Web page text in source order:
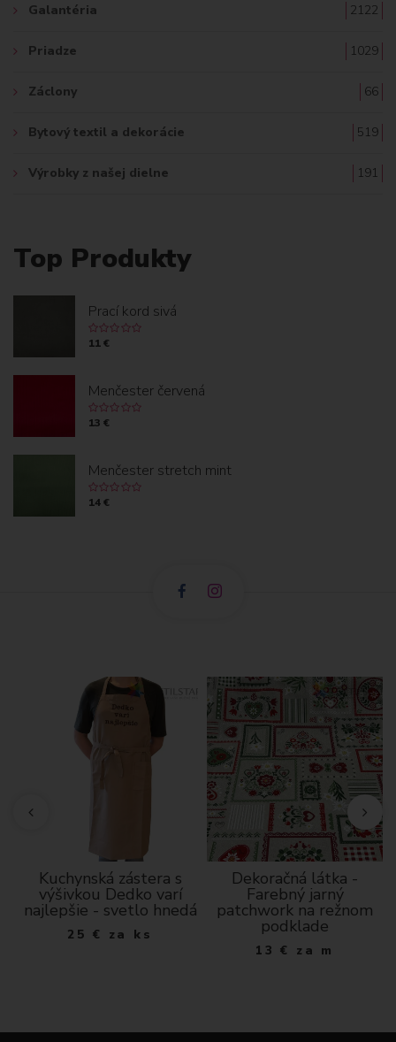
Galantéria 2122
Priadze 1029
Záclony 66
Bytový textil a dekorácie 519
Výrobky z našej dielne 191
Top Produkty
Prací kord sivá
11 €
Menčester červená
13 €
Menčester stretch mint
14 €
Kuchynská zástera s
výšivkou Dedko varí
najlepšie - svetlo hnedá
25 € za ks
Dekoračná látka -
Farebný jarný
patchwork na režnom
podklade
13 € za m